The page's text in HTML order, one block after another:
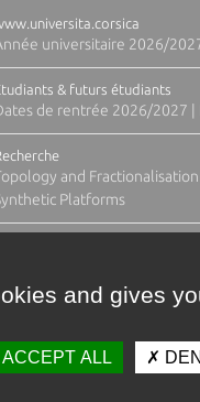
universitaire 2026/
& futurs étudiants
de rentrée 2026/2027 |
and
Platforms
and gives
ALL